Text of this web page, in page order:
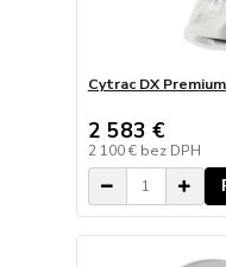
Cytrac DX
2 583 €
2 100 € bez DPH